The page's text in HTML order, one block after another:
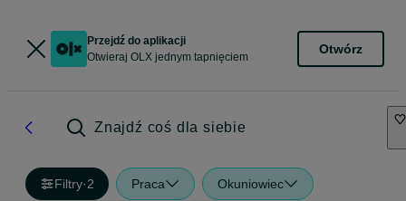
Przejdź do aplikacji
Otwieraj OLX jednym tapnięciem
Otwórz
Znajdź coś dla siebie
Filtry·2 Praca Okuniowiec